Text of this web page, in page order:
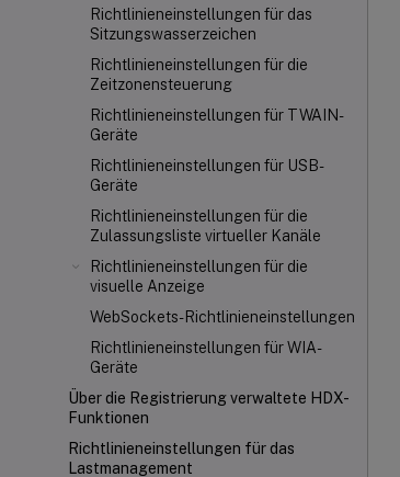
Richtlinieneinstellungen für das
Sitzungswasserzeichen
Richtlinieneinstellungen für die
Zeitzonensteuerung
Richtlinieneinstellungen für TWAIN-
Geräte
Richtlinieneinstellungen für USB-
Geräte
Richtlinieneinstellungen für die
Zulassungsliste virtueller Kanäle
Richtlinieneinstellungen für die
visuelle Anzeige
WebSockets-Richtlinieneinstellungen
Richtlinieneinstellungen für WIA-
Geräte
Über die Registrierung verwaltete HDX-
Funktionen
Richtlinieneinstellungen für das
Lastmanagement